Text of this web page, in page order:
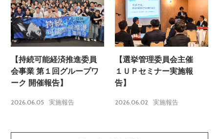
【持続可能経済推進委員
会事業 第１回グループワ
ーク 開催報告】
2026.06.05 実施報告
【選挙管理委員会主催
１ＵＰセミナー実施報
告】
2026.06.02 実施報告